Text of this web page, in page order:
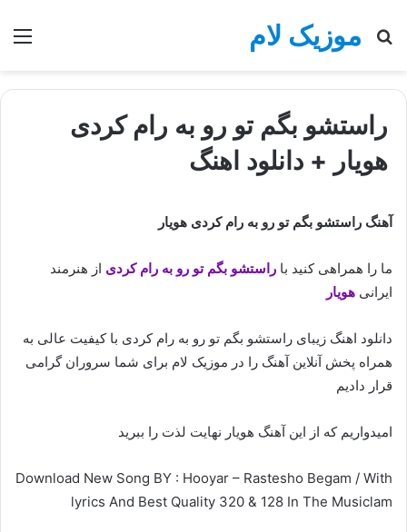
موزیک لام
جستجو
راستشو بگم تو رو به رام کردی
هویار + دانلود اهنگ
آهنگ راستشو بگم تو رو به رام کردی هویار
ما را همراهی کنید با راستشو بگم تو رو به رام کردی از هنرمند
ایرانی هویار
دانلود اهنگ زیبای راستشو بگم تو رو به رام کردی با کیفیت عالی به
همراه پخش آنلاین آهنگ را در موزیک لام برای شما سروران گرامی
قرار دادیم
امیدواریم که از این آهنگ هویار نهایت لذت را ببرید
Download New Song BY : Hooyar – Rastesho Begam / With
lyrics And Best Quality 320 & 128 In The Musiclam